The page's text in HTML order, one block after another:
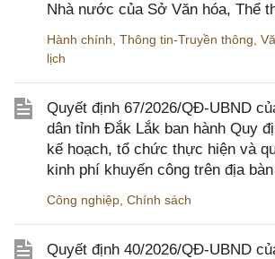
Nhà nước của Sở Văn hóa, Thể
Hành chính Thông tin-Truyền thông
lịch
Quyết định 67/2026/QĐ-UBND
dân tỉnh Đắk Lắk ban hành Quy
kế hoạch, tổ chức thực hiện và
kinh phí khuyến công trên địa
Công nghiệp Chính sách
Quyết định 40/2026/QĐ-UBND